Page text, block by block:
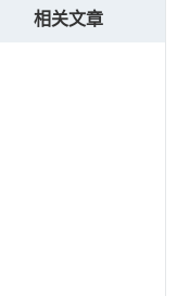
相关文章